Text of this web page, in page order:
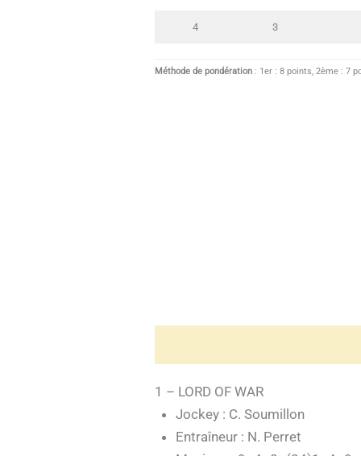
4 3
Méthode de pondération : 1er : 8 points, 2ème : 7
1 – LORD OF WAR
Jockey : C. Soumillon
Entraîneur : N. Perret